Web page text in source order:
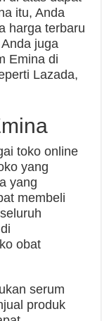
itu, Anda
harga terbaru
juga
Emina di
Lazada,
toko online
yang
yang
membeli
obat
serum
produk